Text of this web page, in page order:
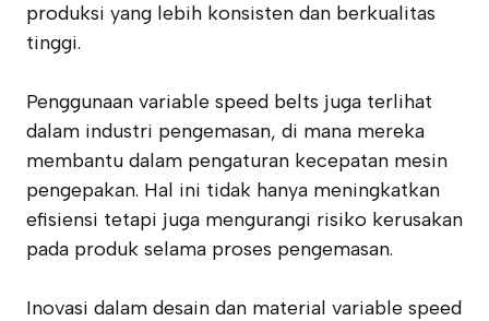
produksi yang lebih konsisten dan berkualitas
tinggi.
Penggunaan variable speed belts juga terlihat
dalam industri pengemasan, di mana mereka
membantu dalam pengaturan kecepatan mesin
pengepakan. Hal ini tidak hanya meningkatkan
efisiensi tetapi juga mengurangi risiko kerusakan
pada produk selama proses pengemasan.
Inovasi dalam desain dan material variable speed